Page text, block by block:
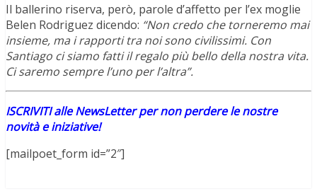
Il ballerino riserva, però, parole d’affetto per l’ex moglie
Belen Rodriguez dicendo: “Non credo che torneremo mai
insieme, ma i rapporti tra noi sono civilissimi. Con
Santiago ci siamo fatti il regalo più bello della nostra vita.
Ci saremo sempre l’uno per l’altra”.
ISCRIVITI alle NewsLetter per non perdere le nostre
novità e iniziative!
[mailpoet_form id=”2″]